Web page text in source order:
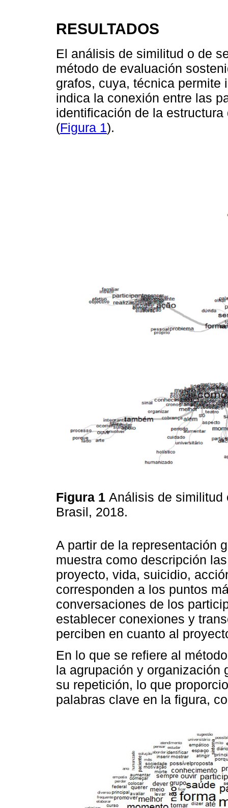
RESULTADOS
El análisis de similitud o de
método de evaluación
grafos, cuya, técnica permite
indica la conexión entre las
identificación de la
(Figura 1).
Figura 1 Análisis de similitud
Brasil, 2018.
A partir de la representación
muestra como descripción
proyecto, vida, suicidio,
corresponden a los puntos
conversaciones de los
establecer conexiones y
perciben en cuanto al
En lo que se refiere al
la agrupación y organización
su repetición, lo que
palabras clave en la figura,